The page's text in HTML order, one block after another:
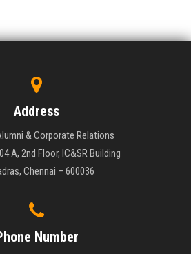
Address
& Corporate Relations
A, 2nd Floor, IC&SR Building
Chennai – 600036
Number